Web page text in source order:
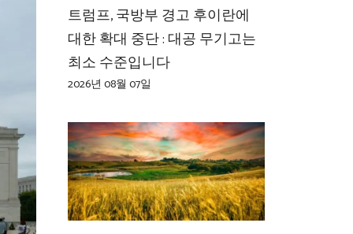
트럼프, 국방부 경고 후이란에
대한 확대 중단 : 대공 무기고는
최소 수준입니다
2026년 08월 07일